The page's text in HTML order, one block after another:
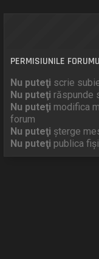
PERMISIUNILE
Nu puteţi scrie
Nu puteţi răspunde
Nu puteţi modifica
forum
Nu puteţi şterge
Nu puteţi publica